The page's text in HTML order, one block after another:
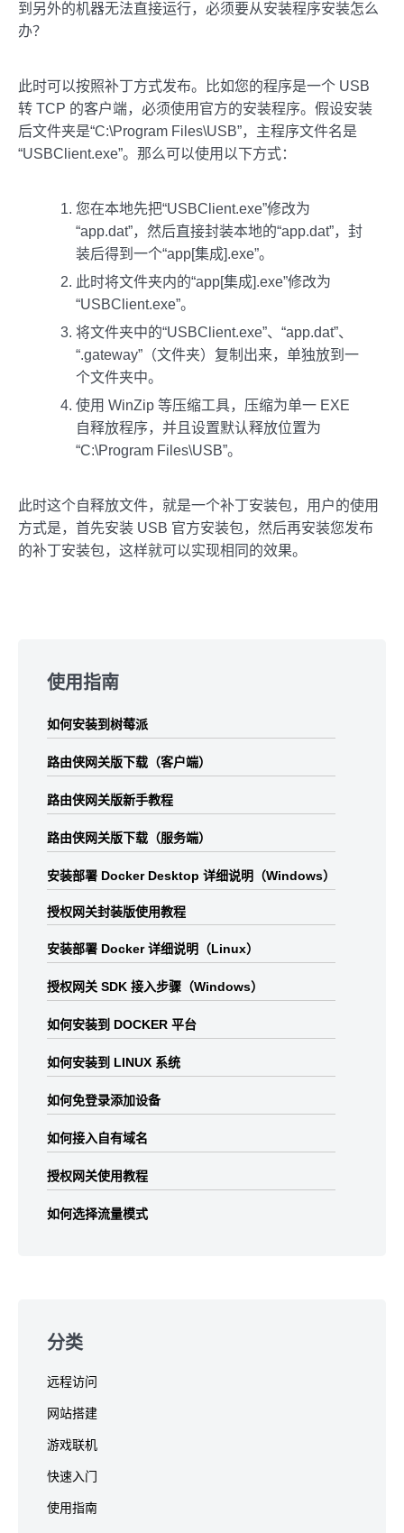
到另外的机器无法直接运行，必须要从安装程序安装怎么
办？
此时可以按照补丁方式发布。比如您的程序是一个 USB
转 TCP 的客户端，必须使用官方的安装程序。假设安装
后文件夹是“C:\Program Files\USB”，主程序文件名是
“USBClient.exe”。那么可以使用以下方式：
您在本地先把“USBClient.exe”修改为
“app.dat”，然后直接封装本地的“app.dat”，封
装后得到一个“app[集成].exe”。
此时将文件夹内的“app[集成].exe”修改为
“USBClient.exe”。
将文件夹中的“USBClient.exe”、“app.dat”、
“.gateway”（文件夹）复制出来，单独放到一
个文件夹中。
使用 WinZip 等压缩工具，压缩为单一 EXE
自释放程序，并且设置默认释放位置为
“C:\Program Files\USB”。
此时这个自释放文件，就是一个补丁安装包，用户的使用
方式是，首先安装 USB 官方安装包，然后再安装您发布
的补丁安装包，这样就可以实现相同的效果。
footer
使用指南
如何安装到树莓派
路由侠网关版下载（客户端）
路由侠网关版新手教程
路由侠网关版下载（服务端）
安装部署 Docker Desktop 详细说明（Windows）
授权网关封装版使用教程
安装部署 Docker 详细说明（Linux）
授权网关 SDK 接入步骤（Windows）
如何安装到 DOCKER 平台
如何安装到 LINUX 系统
如何免登录添加设备
如何接入自有域名
授权网关使用教程
如何选择流量模式
分类
远程访问
网站搭建
游戏联机
快速入门
使用指南